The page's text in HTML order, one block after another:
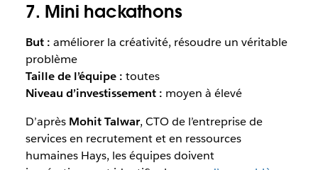
7. Mini hackathons
But : améliorer la créativité, résoudre un véritable
problème
Taille de l’équipe : toutes
Niveau d’investissement : moyen à élevé
D’après Mohit Talwar, CTO de l’entreprise de
services en recrutement et en ressources
humaines Hays, les équipes doivent